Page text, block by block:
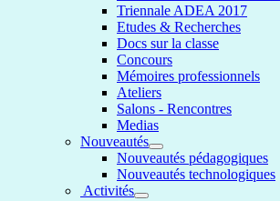
Triennale ADEA 2017
Etudes & Recherches
Docs sur la classe
Concours
Mémoires professionnels
Ateliers
Salons - Rencontres
Medias
Nouveautés
Nouveautés pédagogiques
Nouveautés technologiques
Activités